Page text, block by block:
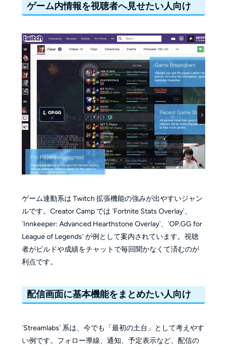
ゲーム内情報を視聴者へ見せたい人向け
ゲーム連動系は Twitch 拡張機能の強みが出やすいジャン
ルです。Creator Camp では `Fortnite Stats Overlay`、
`Innkeeper: Advanced Hearthstone Overlay`、`OP.GG for
League of Legends` が例として案内されています。視聴
者がビルドや成績をチャットで毎回聞かなくて済むのが
利点です。
配信画面に基本機能をまとめたい人向け
`Streamlabs` 系は、今でも「最初の土台」として考えやす
い例です。フォロー導線、通知、予定表示など、配信の